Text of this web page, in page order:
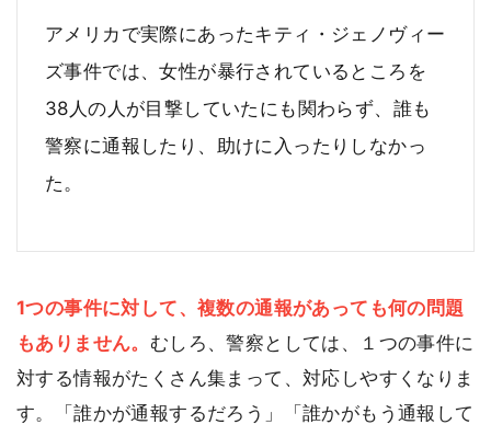
アメリカで実際にあったキティ・ジェノヴィー
ズ事件では、女性が暴行されているところを
38人の人が目撃していたにも関わらず、誰も
警察に通報したり、助けに入ったりしなかっ
た。
1つの事件に対して、複数の通報があっても何の問題
もありません。 むしろ、警察としては、１つの事件に
対する情報がたくさん集まって、対応しやすくなりま
す。「誰かが通報するだろう」「誰かがもう通報して